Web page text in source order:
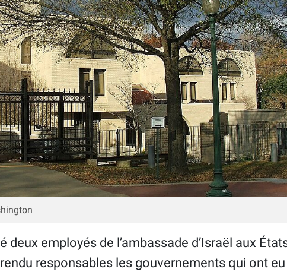
deux employés de l’ambassade d’Israël aux
responsables les gouvernements qui ont eu